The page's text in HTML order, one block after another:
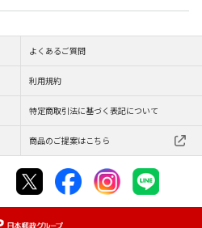
よくあるご質問
利用規約
特定商取引法に基づく表記について
商品のご提案はこちら